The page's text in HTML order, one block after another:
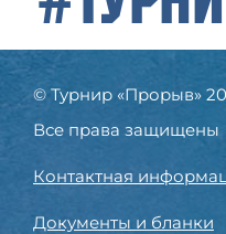
© Турнир «Прорыв»
Все права защищены
Контактная
Документы и бланки